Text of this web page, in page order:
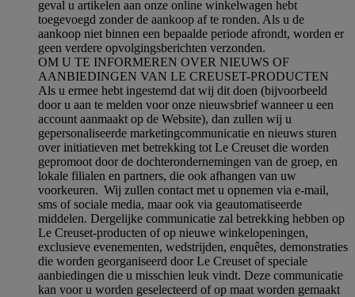
geval u artikelen aan onze online winkelwagen hebt
toegevoegd zonder de aankoop af te ronden. Als u de
aankoop niet binnen een bepaalde periode afrondt, worden er
geen verdere opvolgingsberichten verzonden.
OM U TE INFORMEREN OVER NIEUWS OF
AANBIEDINGEN VAN LE CREUSET-PRODUCTEN
Als u ermee hebt ingestemd dat wij dit doen (bijvoorbeeld
door u aan te melden voor onze nieuwsbrief wanneer u een
account aanmaakt op de Website), dan zullen wij u
gepersonaliseerde marketingcommunicatie en nieuws sturen
over initiatieven met betrekking tot Le Creuset die worden
gepromoot door de dochterondernemingen van de groep, en
lokale filialen en partners, die ook afhangen van uw
voorkeuren. Wij zullen contact met u opnemen via e-mail,
sms of sociale media, maar ook via geautomatiseerde
middelen. Dergelijke communicatie zal betrekking hebben op
Le Creuset-producten of op nieuwe winkelopeningen,
exclusieve evenementen, wedstrijden, enquêtes, demonstraties
die worden georganiseerd door Le Creuset of speciale
aanbiedingen die u misschien leuk vindt. Deze communicatie
kan voor u worden geselecteerd of op maat worden gemaakt